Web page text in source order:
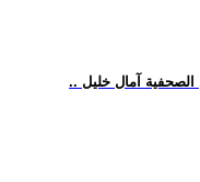
الصحفية آمال خليل